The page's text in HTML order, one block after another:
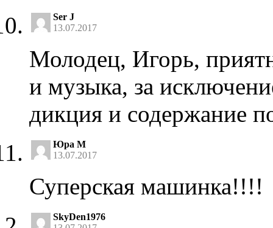
Ser J
13.07.2017
Молодец, Игорь,
и музыка, за
дикция и содержание
Юра М
13.07.2017
Суперская машинка!!!!
SkyDen1976